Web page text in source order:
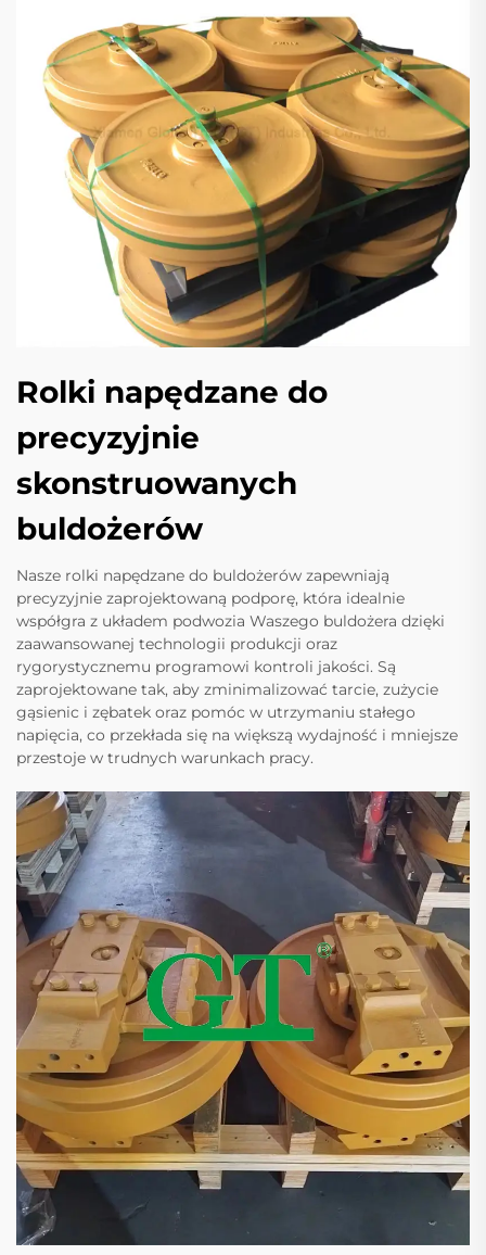
Rolki napędzane do
precyzyjnie
skonstruowanych
buldożerów
Nasze rolki napędzane do buldożerów zapewniają
precyzyjnie zaprojektowaną podporę, która idealnie
współgra z układem podwozia Waszego buldożera dzięki
zaawansowanej technologii produkcji oraz
rygorystycznemu programowi kontroli jakości. Są
zaprojektowane tak, aby zminimalizować tarcie, zużycie
gąsienic i zębatek oraz pomóc w utrzymaniu stałego
napięcia, co przekłada się na większą wydajność i mniejsze
przestoje w trudnych warunkach pracy.